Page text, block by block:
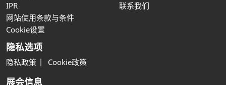
IPR
网站使用条款与条件
Cookie设置
联系我们
隐私选项
隐私政策 Cookie政策
展会信息